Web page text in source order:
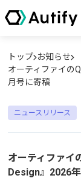
トップ お知らせ
オーティファイの
月号に寄稿
ニュースリリース
オーティファ
Design』2026